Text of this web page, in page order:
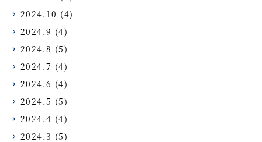
2024.10 (4)
2024.9 (4)
2024.8 (5)
2024.7 (4)
2024.6 (4)
2024.5 (5)
2024.4 (4)
2024.3 (5)